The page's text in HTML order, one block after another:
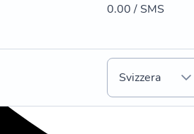
0.00 / SMS
Svizzera